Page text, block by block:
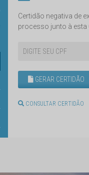
Certidão negativa de
processo junto à esta
GERAR CERTIDÃO
CONSULTAR CERTIDÃO